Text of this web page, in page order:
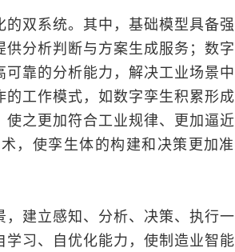
双系统。其中，基础模型具备强
分析判断与方案生成服务；数字
靠的分析能力，解决工业场景中
工作模式，如数字孪生积累形成
之更加符合工业规律、更加逼近
，使孪生体的构建和决策更加准
建立感知、分析、决策、执行一
习、自优化能力，使制造业智能